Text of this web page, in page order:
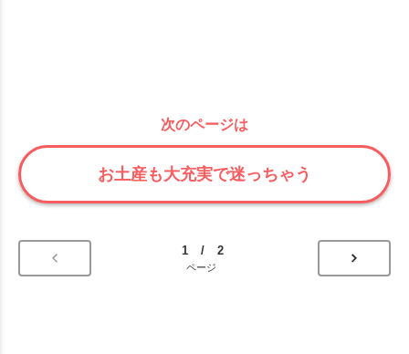
次のページは
お土産も大充実で迷っちゃう
1 / 2
ページ